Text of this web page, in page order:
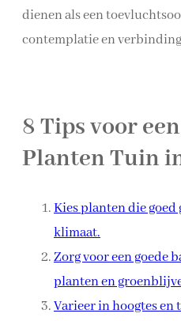
dienen als een
contemplatie en
8 Tips voor
Planten Tuin
Kies planten die
klimaat.
Zorg voor een goede
planten en
Varieer in hoogtes en